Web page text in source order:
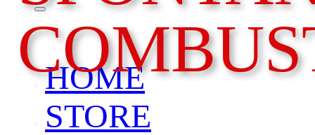
HOME
STORE